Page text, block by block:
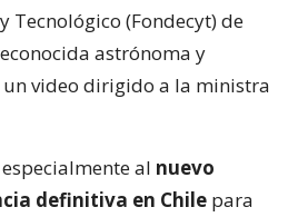
Tecnológico (Fondecyt) de
astrónoma y
video dirigido a la ministra
al nuevo
definitiva en Chile para